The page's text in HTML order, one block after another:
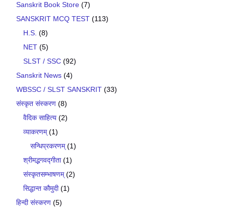
Sanskrit Book Store (7)
SANSKRIT MCQ TEST (113)
H.S. (8)
NET (5)
SLST / SSC (92)
Sanskrit News (4)
WBSSC / SLST SANSKRIT (33)
संस्कृत संस्करण (8)
वैदिक साहित्य (2)
व्याकरणम्(1)
सन्धिप्रकरणम्(1)
श्रीमद्भगवद्गीता(1)
संस्कृतसम्भाषणम्(2)
सिद्धान्त कौमुदी(1)
हिन्दी संस्करण (5)